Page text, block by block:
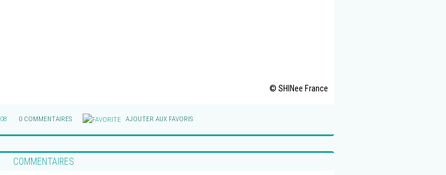
© SHINee France
0 COMMENTAIRES AJOUTER AUX FAVORIS
COMMENTAIRES